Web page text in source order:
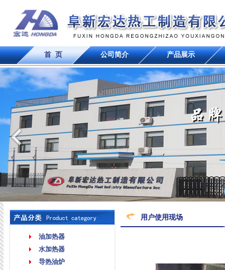
首 页 公司简介 产品展示
油加热器
水加热器
导热油炉
用户使用现场